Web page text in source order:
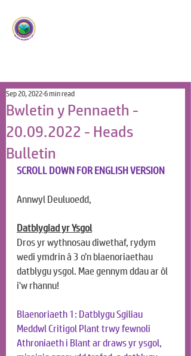
Bwletin y Pennaeth -
20.09.2022 - Heads
Bulletin
Sep 20, 20226 min read
SCROLL DOWN FOR ENGLISH VERSION
Annwyl Deuluoedd,
Datblygiad yr Ysgol
Dros yr wythnosau diwethaf, rydym
wedi ymdrin â 3 o’n blaenoriaethau
datblygu ysgol. Mae gennym ddau ar ôl
i'w rhannu!
Blaenoriaeth 1: Datblygu Sgiliau
Meddwl Critigol Plant trwy fewnoli
Athroniaeth i Blant ar draws yr ysgol,